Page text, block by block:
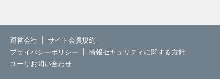
運営会社
サイト会員規約
プライバシーポリシー
情報セキュリティに関する方針
ユーザお問い合わせ